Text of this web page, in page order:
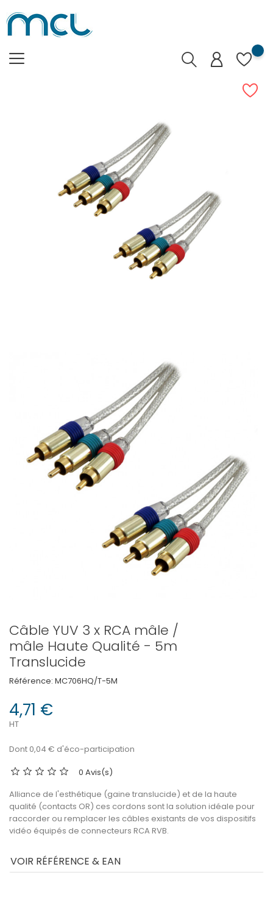
Câble YUV 3 x RCA mâle /
mâle Haute Qualité - 5m
Translucide
Référence: MC706HQ/T-5M
4,71 €
HT
Dont 0,04 € d'éco-participation
0 Avis(s)
Alliance de l'esthétique (gaine translucide) et de la haute
qualité (contacts OR) ces cordons sont la solution idéale pour
raccorder ou remplacer les câbles existants de vos dispositifs
vidéo équipés de connecteurs RCA RVB.
VOIR RÉFÉRENCE & EAN